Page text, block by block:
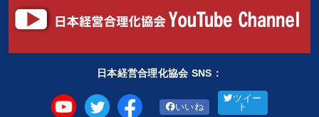
日本経営合理化協会 SNS：
いいね
ツイー
ト